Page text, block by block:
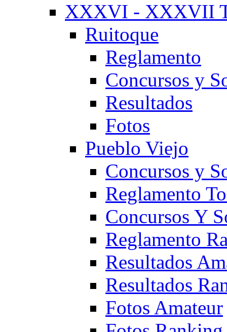
XXXVI - XXXVII
Ruitoque
Reglamento
Concursos y
Resultados
Fotos
Pueblo Viejo
Concursos y
Reglamento
Concursos Y
Reglamento
Resultados
Resultados
Fotos Amateur